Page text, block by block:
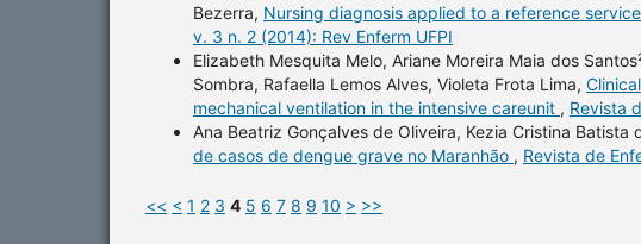
Bezerra, Nursing diagnosis applied to a reference
v. 3 n. 2 (2014): Rev Enferm UFPI
Elizabeth Mesquita Melo, Ariane Moreira Maia dos
Sombra, Rafaella Lemos Alves, Violeta Frota Lima,
mechanical ventilation in the intensive careunit , Revista
Ana Beatriz Gonçalves de Oliveira, Kezia Cristina Batista
de casos de dengue grave no Maranhão , Revista de
<< < 1 2 3 4 5 6 7 8 9 10 > >>